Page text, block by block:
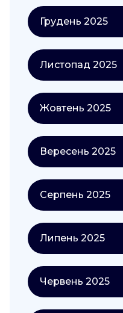
Грудень 2025
Листопад 2025
Жовтень 2025
Вересень 2025
Серпень 2025
Липень 2025
Червень 2025